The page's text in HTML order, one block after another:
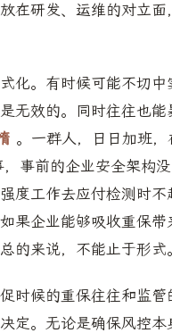
在研发、运维的对立
化。有时候可能不切
无效的。同时往往也
。一群人，日日加班
事前的企业安全架构
度工作去应付检测时
果企业能够吸收重保
的来说，不能止于形式
时候的重保往往和监
定。无论是确保风控